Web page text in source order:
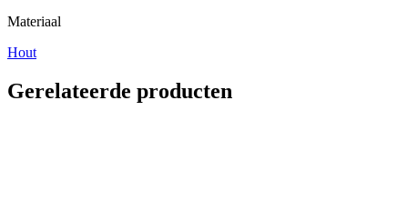
Materiaal
Hout
Gerelateerde producten